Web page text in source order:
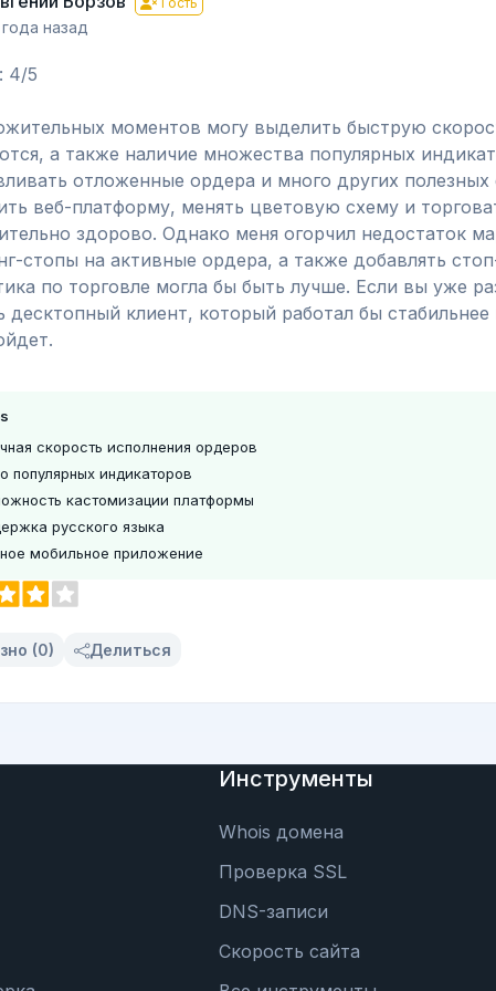
года назад
4/5
моментов могу выделить быструю
а также наличие множества популярных
отложенные ордера и много других
веб-платформу, менять цветовую схему и
здорово. Однако меня огорчил недостаток
стопы на активные ордера, а также добавлять
по торговле могла бы быть лучше. Если вы уже
десктопный клиент, который работал бы
скорость исполнения ордеров
популярных индикаторов
кастомизации платформы
русского языка
мобильное приложение
(0) Делиться
Инструменты
Whois домена
Проверка SSL
DNS-записи
Скорость сайта